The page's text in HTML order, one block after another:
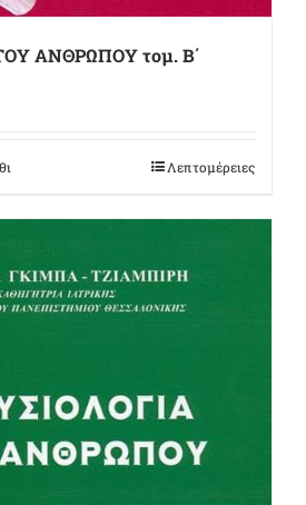
ΑΝΘΡΩΠΟΥ τομ. Β΄
Λεπτομέρειες